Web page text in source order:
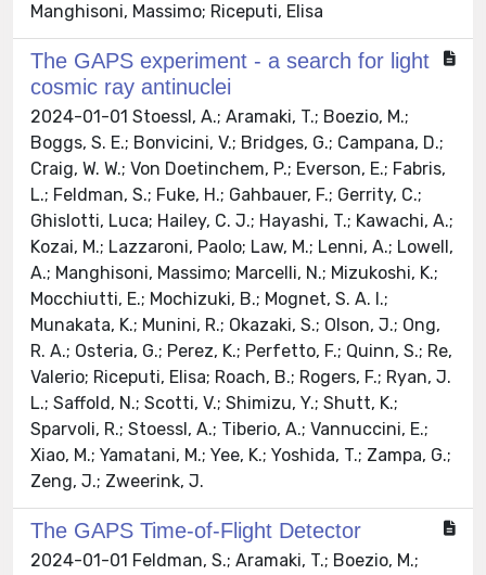
Manghisoni, Massimo; Riceputi, Elisa
The GAPS experiment - a search for light
cosmic ray antinuclei
2024-01-01 Stoessl, A.; Aramaki, T.; Boezio, M.;
Boggs, S. E.; Bonvicini, V.; Bridges, G.; Campana, D.;
Craig, W. W.; Von Doetinchem, P.; Everson, E.; Fabris,
L.; Feldman, S.; Fuke, H.; Gahbauer, F.; Gerrity, C.;
Ghislotti, Luca; Hailey, C. J.; Hayashi, T.; Kawachi, A.;
Kozai, M.; Lazzaroni, Paolo; Law, M.; Lenni, A.; Lowell,
A.; Manghisoni, Massimo; Marcelli, N.; Mizukoshi, K.;
Mocchiutti, E.; Mochizuki, B.; Mognet, S. A. I.;
Munakata, K.; Munini, R.; Okazaki, S.; Olson, J.; Ong,
R. A.; Osteria, G.; Perez, K.; Perfetto, F.; Quinn, S.; Re,
Valerio; Riceputi, Elisa; Roach, B.; Rogers, F.; Ryan, J.
L.; Saffold, N.; Scotti, V.; Shimizu, Y.; Shutt, K.;
Sparvoli, R.; Stoessl, A.; Tiberio, A.; Vannuccini, E.;
Xiao, M.; Yamatani, M.; Yee, K.; Yoshida, T.; Zampa, G.;
Zeng, J.; Zweerink, J.
The GAPS Time-of-Flight Detector
2024-01-01 Feldman, S.; Aramaki, T.; Boezio, M.;